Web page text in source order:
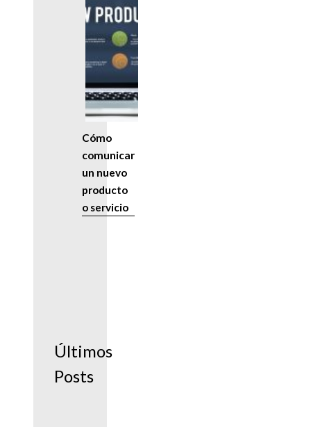
Cómo
comunicar
un nuevo
producto
o servicio
Últimos
Posts